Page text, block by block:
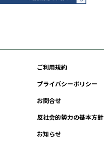
ご利用規約
プライバシーポリシー
お問合せ
反社会的勢力の基本方針
お知らせ